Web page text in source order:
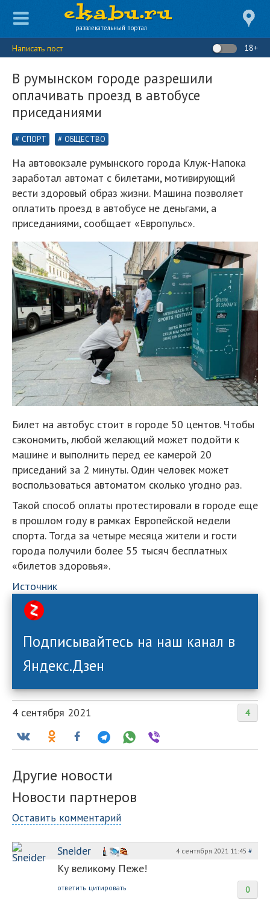
развлекательный портал
Написать пост 18+
В румынском городе разрешили
оплачивать проезд в автобусе
приседаниями
СПОРТ ОБЩЕСТВО
На автовокзале румынского города Клуж-Напока
заработал автомат с билетами, мотивирующий
вести здоровый образ жизни. Машина позволяет
оплатить проезд в автобусе не деньгами, а
приседаниями, сообщает «Европульс».
Билет на автобус стоит в городе 50 центов. Чтобы
сэкономить, любой желающий может подойти к
машине и выполнить перед ее камерой 20
приседаний за 2 минуты. Один человек может
воспользоваться автоматом сколько угодно раз.
Такой способ оплаты протестировали в городе еще
в прошлом году в рамках Европейской недели
спорта. Тогда за четыре месяца жители и гости
города получили более 55 тысяч бесплатных
«билетов здоровья».
Источник
Подписывайтесь на наш канал в
Яндекс.Дзен
4
4 сентября 2021
Другие новости
Новости партнеров
Оставить комментарий
Sneider 4 сентября 2021 11:45 #
Ку великому Пеже!
0
ответить цитировать